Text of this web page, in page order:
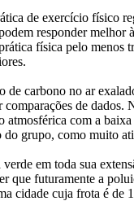
de exercício físico
responder
física pelo menos
de carbono no ar
comparações de
atmosférica com a
do grupo, como muito
em toda sua
que futuramente a
cidade cuja frota é